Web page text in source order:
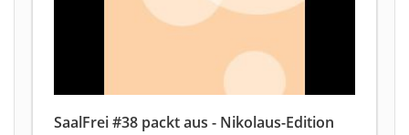
SaalFrei #38 packt aus - Nikolaus-Edition